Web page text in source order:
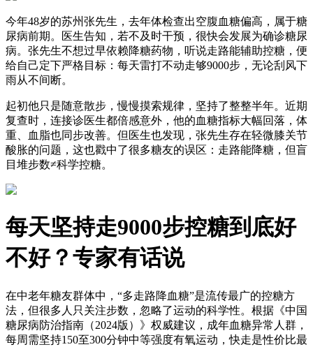
今年48岁的苏州张先生，去年体检查出空腹血糖偏高，属于糖
尿病前期。医生告知，若不及时干预，很快会发展为确诊糖尿
病。张先生不想过早依赖降糖药物，听说走路能辅助控糖，便
给自己定下严格目标：每天雷打不动走够9000步，无论刮风下
雨从不间断。
起初他只是随意散步，慢慢摸索规律，坚持了整整半年。近期
复查时，连接诊医生都倍感意外，他的血糖指标大幅回落，体
重、血脂也同步改善。但医生也发现，张先生存在轻微膝关节
酸胀的问题，这也戳中了很多糖友的误区：走路能降糖，但盲
目堆步数≠科学控糖。
每天坚持走9000步控糖到底好
不好？专家有话说
在中老年糖友群体中，“多走路降血糖”是流传最广的控糖方
法，但很多人只关注步数，忽略了运动的科学性。根据《中国
糖尿病防治指南（2024版）》权威建议，成年血糖异常人群，
每周需坚持150至300分钟中等强度有氧运动，快走是性价比最